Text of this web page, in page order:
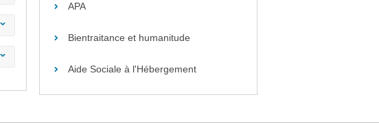
APA
Bientraitance et humanitude
Aide Sociale à l'Hébergement